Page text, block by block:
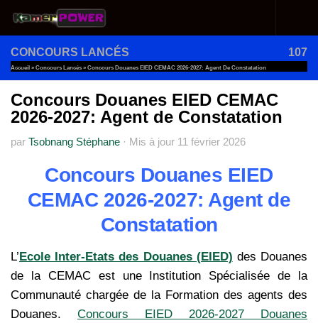
Au dessous du contenu
CONCOURS LANCÉS 107
Accueil » Concours Lancés » Concours Douanes EIED CEMAC 2026-2027: Agent De Constatation
Concours Douanes EIED CEMAC
2026-2027: Agent de Constatation
par Tsobnang Stéphane · Mis à jour 11 février 2026
Concours Douanes EIED
CEMAC 2026-2027: Agent de
Constatation
L’Ecole Inter-Etats des Douanes (EIED) des Douanes
de la CEMAC est une Institution Spécialisée de la
Communauté chargée de la Formation des agents des
Douanes. Concours EIED 2026-2027 Douanes